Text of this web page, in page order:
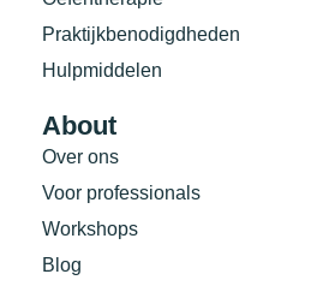
Praktijkbenodigdheden
Hulpmiddelen
About
Over ons
Voor professionals
Workshops
Blog